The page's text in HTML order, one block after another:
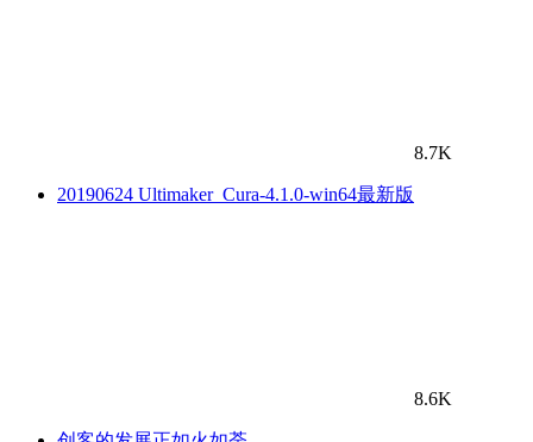
8.7K
20190624 Ultimaker_Cura-4.1.0-win64最新版
8.6K